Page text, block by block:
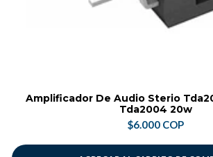
Amplificador De Audio Sterio
Tda2004 20w
$6.000 COP